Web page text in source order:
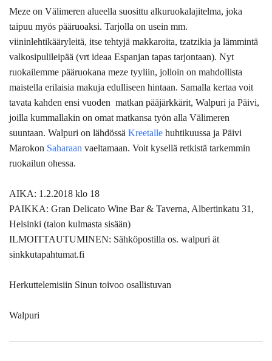
Meze on Välimeren alueella suosittu alkuruokalajitelma, joka
taipuu myös pääruoaksi. Tarjolla on usein mm.
viininlehtikääryleitä, itse tehtyjä makkaroita, tzatzikia ja lämmintä
valkosipulileipää (vrt ideaa Espanjan tapas tarjontaan). Nyt
ruokailemme pääruokana meze tyyliin, jolloin on mahdollista
maistella erilaisia makuja edulliseen hintaan. Samalla kertaa voit
tavata kahden ensi vuoden matkan pääjärkkärit, Walpuri ja Päivi,
joilla kummallakin on omat matkansa työn alla Välimeren
suuntaan. Walpuri on lähdössä Kreetalle huhtikuussa ja Päivi
Marokon Saharaan vaeltamaan. Voit kysellä retkistä tarkemmin
ruokailun ohessa.
AIKA: 1.2.2018 klo 18
PAIKKA: Gran Delicato Wine Bar & Taverna, Albertinkatu 31,
Helsinki (talon kulmasta sisään)
ILMOITTAUTUMINEN: Sähköpostilla os. walpuri ät
sinkkutapahtumat.fi
Herkuttelemisiin Sinun toivoo osallistuvan
Walpuri